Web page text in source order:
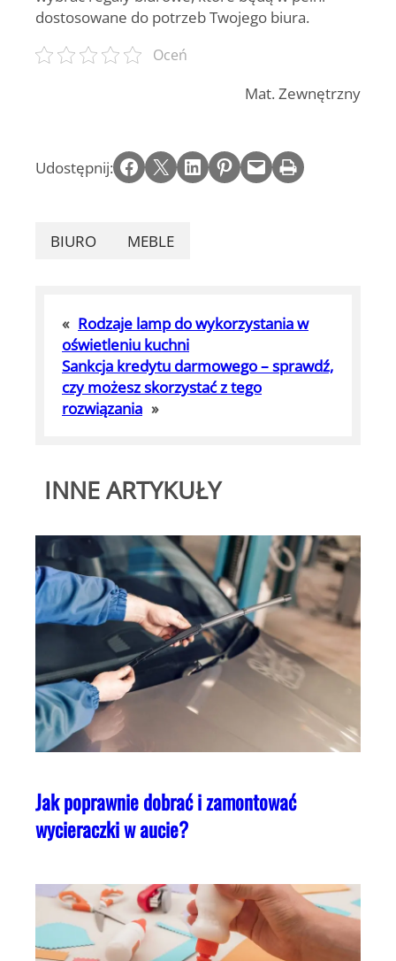
dostosowane do potrzeb Twojego biura.
Oceń
Mat. Zewnętrzny
Udostępnij: Share on Facebook Email this Page Share on LinkedIn Share on Pinterest Email this Page Print this Page
BIURO MEBLE
« Rodzaje lamp do wykorzystania w
oświetleniu kuchni
Sankcja kredytu darmowego – sprawdź,
czy możesz skorzystać z tego
rozwiązania »
INNE ARTYKUŁY
Jak poprawnie dobrać i zamontować
wycieraczki w aucie?